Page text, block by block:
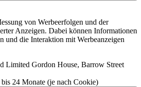
von Werbeerfolgen und der
Anzeigen. Dabei können Informationen
und die Interaktion mit Werbeanzeigen
Limited Gordon House, Barrow Street
bis 24 Monate (je nach Cookie)